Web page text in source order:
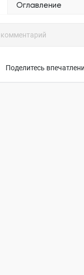
Оглавление
Поделитесь